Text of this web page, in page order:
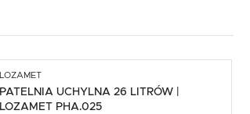
LOZAMET
PATELNIA UCHYLNA 26 LITRÓW |
LOZAMET PHA.025